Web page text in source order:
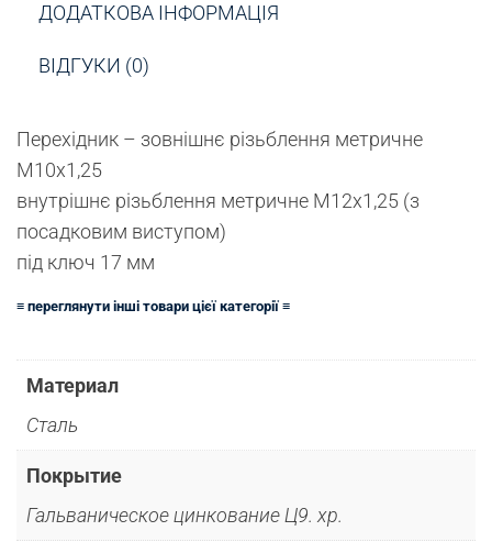
ДОДАТКОВА ІНФОРМАЦІЯ
ВІДГУКИ (0)
Перехідник – зовнішнє різьблення метричне
М10х1,25
внутрішнє різьблення метричне М12х1,25 (з
посадковим виступом)
під ключ 17 мм
≡ переглянути інші товари цієї категорії ≡
Материал
Сталь
Покрытие
Гальваническое цинкование Ц9. хр.